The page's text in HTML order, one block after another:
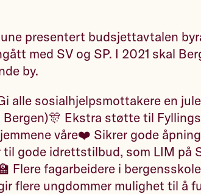
presentert budsjettavtalen
med SV og SP. I 2021 skal
by.
alle sosialhjelpsmottakere en
Ekstra støtte til
våre❤️ Sikrer gode
til gode idrettstilbud, som LIM på
Flere fagarbeidere i
flere ungdommer mulighet til å